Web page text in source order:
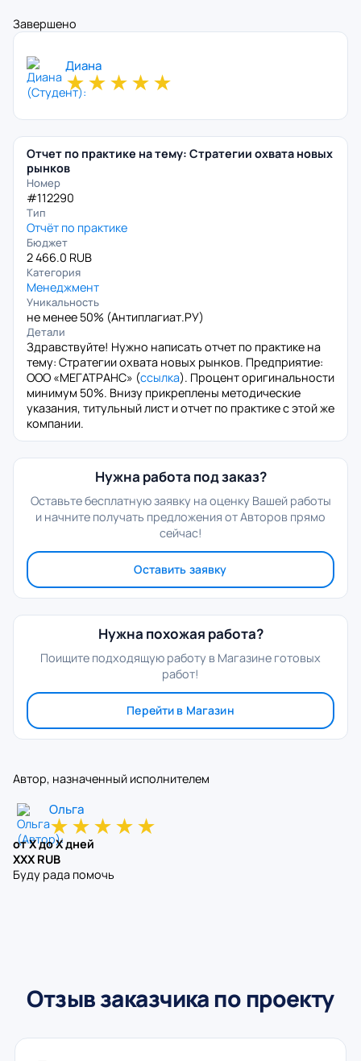
Завершено
Диана
★★★★★
Отчет по практике на тему: Стратегии охвата новых
рынков
Номер
#112290
Тип
Отчёт по практике
Бюджет
2 466.0 RUB
Категория
Менеджмент
Уникальность
не менее 50% (Антиплагиат.РУ)
Детали
Здравствуйте! Нужно написать отчет по практике на
тему: Стратегии охвата новых рынков. Предприятие:
ООО «МЕГАТРАНС» (ссылка). Процент оригинальности
минимум 50%. Внизу прикреплены методические
указания, титульный лист и отчет по практике с этой же
компании.
Нужна работа под заказ?
Оставьте бесплатную заявку на оценку Вашей работы
и начните получать предложения от Авторов прямо
сейчас!
Оставить заявку
Нужна похожая работа?
Поищите подходящую работу в Магазине готовых
работ!
Перейти в Магазин
Автор, назначенный исполнителем
Ольга
★★★★★
от X до X дней
XXX RUB
Буду рада помочь
Отзыв заказчика по проекту